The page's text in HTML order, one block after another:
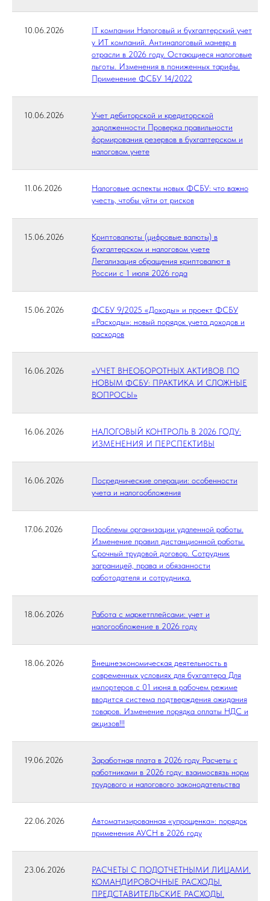
10.06.2026
IT компании Налоговый и бухгалтерский учет
у ИТ компаний. Антиналоговый маневр в
отрасли в 2026 году. Остающиеся налоговые
льготы. Изменения в пониженных тарифы.
Применение ФСБУ 14/2022
10.06.2026
Учет дебиторской и кредиторской
задолженности Проверка правильности
формирования резервов в бухгалтерском и
налоговом учете
11.06.2026
Налоговые аспекты новых ФСБУ: что важно
учесть, чтобы уйти от рисков
15.06.2026
Криптовалюты (цифровые валюты) в
бухгалтерском и налоговом учете
Легализация обращения криптовалют в
России с 1 июля 2026 года
15.06.2026
ФСБУ 9/2025 «Доходы» и проект ФСБУ
«Расходы»: новый порядок учета доходов и
расходов
16.06.2026
«УЧЕТ ВНЕОБОРОТНЫХ АКТИВОВ ПО
НОВЫМ ФСБУ: ПРАКТИКА И СЛОЖНЫЕ
ВОПРОСЫ»
16.06.2026
НАЛОГОВЫЙ КОНТРОЛЬ В 2026 ГОДУ:
ИЗМЕНЕНИЯ И ПЕРСПЕКТИВЫ
16.06.2026
Посреднические операции: особенности
учета и налогообложения
17.06.2026
Проблемы организации удаленной работы.
Изменение правил дистанционной работы.
Срочный трудовой договор. Сотрудник
заграницей, права и обязанности
работодателя и сотрудника.
18.06.2026
Работа с маркетплейсами: учет и
налогообложение в 2026 году
18.06.2026
Внешнеэкономическая деятельность в
современных условиях для бухгалтера Для
импортеров с 01 июня в рабочем режиме
вводится система подтверждения ожидания
товаров. Изменение порядка оплаты НДС и
акцизов!!!
19.06.2026
Заработная плата в 2026 году Расчеты с
работниками в 2026 году: взаимосвязь норм
трудового и налогового законодательства
22.06.2026
Автоматизированная «упрощенка»: порядок
применения АУСН в 2026 году
23.06.2026
РАСЧЕТЫ С ПОДОТЧЕТНЫМИ ЛИЦАМИ.
КОМАНДИРОВОЧНЫЕ РАСХОДЫ.
ПРЕДСТАВИТЕЛЬСКИЕ РАСХОДЫ.